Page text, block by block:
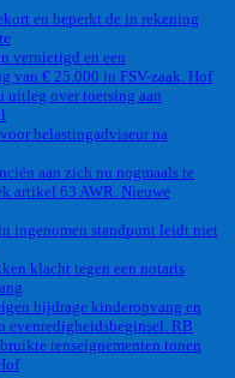
en beperkt de in rekening
vernietigd en een
van € 25.000 in FSV-zaak. Hof
uitleg over toetsing aan
belastingadviseur na
aan zich nu nogmaals te
artikel 63 AWR. Nieuwe
ingenomen standpunt leidt niet
klacht tegen een notaris
bijdrage kinderopvang en
evenredigheidsbeginsel. RB
renseignementen tonen